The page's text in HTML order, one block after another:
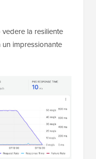
la resiliente
impressionante